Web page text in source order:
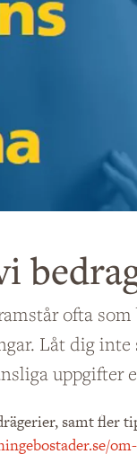
ofta
Låt dig inte
uppgifter
samt fler